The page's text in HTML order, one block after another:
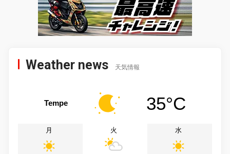
Weather news 天気情報
Tempe 35°C
月 火 水